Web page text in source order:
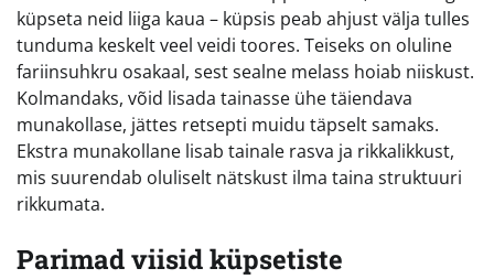
küpseta neid liiga kaua – küpsis peab ahjust välja tulles
tunduma keskelt veel veidi toores. Teiseks on oluline
fariinsuhkru osakaal, sest sealne melass hoiab niiskust.
Kolmandaks, võid lisada tainasse ühe täiendava
munakollase, jättes retsepti muidu täpselt samaks.
Ekstra munakollane lisab tainale rasva ja rikkalikkust,
mis suurendab oluliselt nätskust ilma taina struktuuri
rikkumata.
Parimad viisid küpsetiste